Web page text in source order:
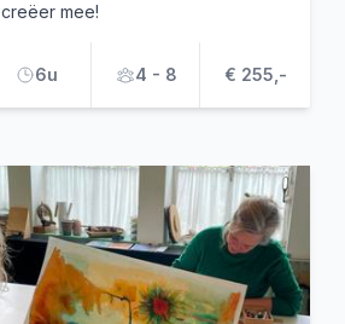
creëer mee!
6u 4 - 8 € 255,-